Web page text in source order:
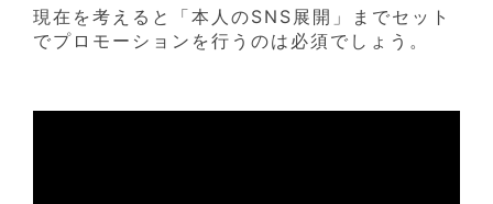
現在を考えると「本人のSNS展開」までセット
でプロモーションを行うのは必須でしょう。